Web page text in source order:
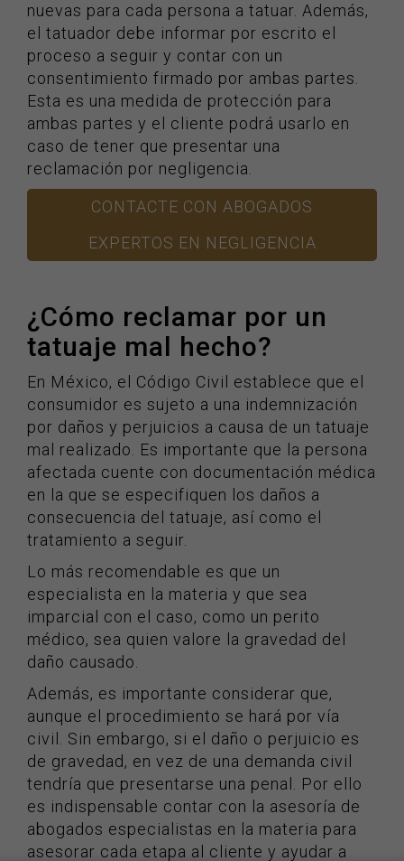
nuevas para cada persona a tatuar. Además,
el tatuador debe informar por escrito el
proceso a seguir y contar con un
consentimiento firmado por ambas partes.
Esta es una medida de protección para
ambas partes y el cliente podrá usarlo en
caso de tener que presentar una
reclamación por negligencia.
CONTACTE CON ABOGADOS
EXPERTOS EN NEGLIGENCIA
¿Cómo reclamar por un
tatuaje mal hecho?
En México, el Código Civil establece que el
consumidor es sujeto a una indemnización
por daños y perjuicios a causa de un tatuaje
mal realizado. Es importante que la persona
afectada cuente con documentación médica
en la que se especifiquen los daños a
consecuencia del tatuaje, así como el
tratamiento a seguir.
Lo más recomendable es que un
especialista en la materia y que sea
imparcial con el caso, como un perito
médico, sea quien valore la gravedad del
daño causado.
Además, es importante considerar que,
aunque el procedimiento se hará por vía
civil. Sin embargo, si el daño o perjuicio es
de gravedad, en vez de una demanda civil
tendría que presentarse una penal. Por ello
es indispensable contar con la asesoría de
abogados especialistas en la materia para
asesorar cada etapa al cliente y ayudar a